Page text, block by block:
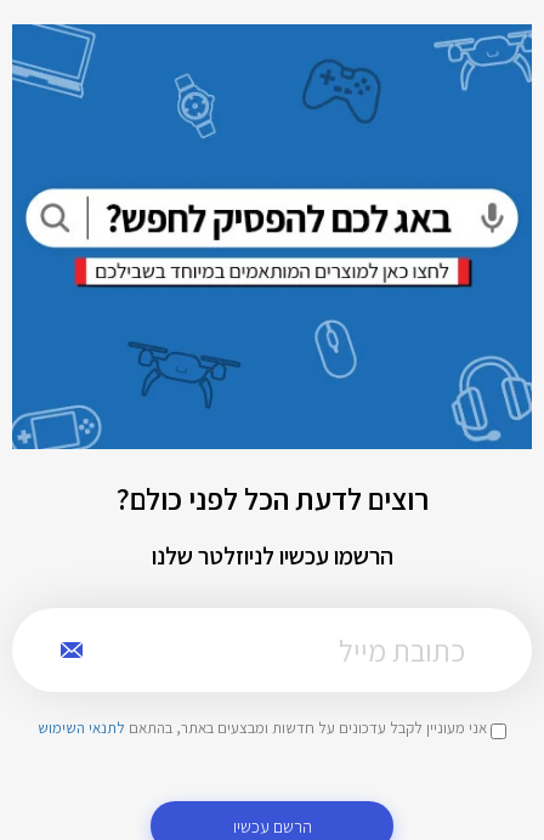
רוצים לדעת הכל לפני כולם?
הרשמו עכשיו לניוזלטר שלנו
אני מעוניין לקבל עדכונים על חדשות ומבצעים באתר, בהתאם לתנאי השימוש
הרשם עכשיו